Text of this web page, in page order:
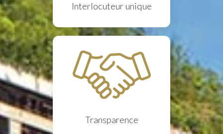
Interlocuteur unique
Transparence